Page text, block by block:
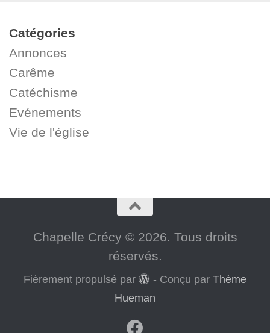
Catégories
Annonces
Carême
Catéchisme
Evénements
Vie de l'église
Chapelle Crécy © 2026. Tous droits
réservés.
Fièrement propulsé par - Conçu par Thème
Hueman